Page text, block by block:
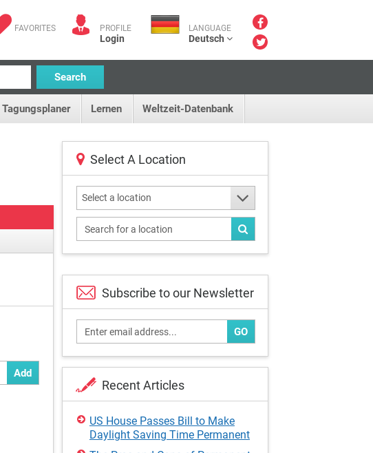
FAVORITES PROFILE
Login
LANGUAGE
Deutsch
Search
Tagungsplaner Lernen Weltzeit-Datenbank
Add
Select A Location
Select a location
Subscribe to our Newsletter
GO
Recent Articles
US House Passes Bill to Make
Daylight Saving Time Permanent